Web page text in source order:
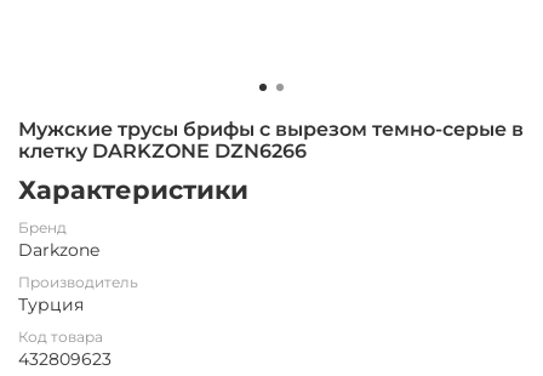
Мужские трусы брифы с вырезом темно-серые в
клетку DARKZONE DZN6266
Характеристики
Бренд
Darkzone
Производитель
Турция
Код товара
432809623